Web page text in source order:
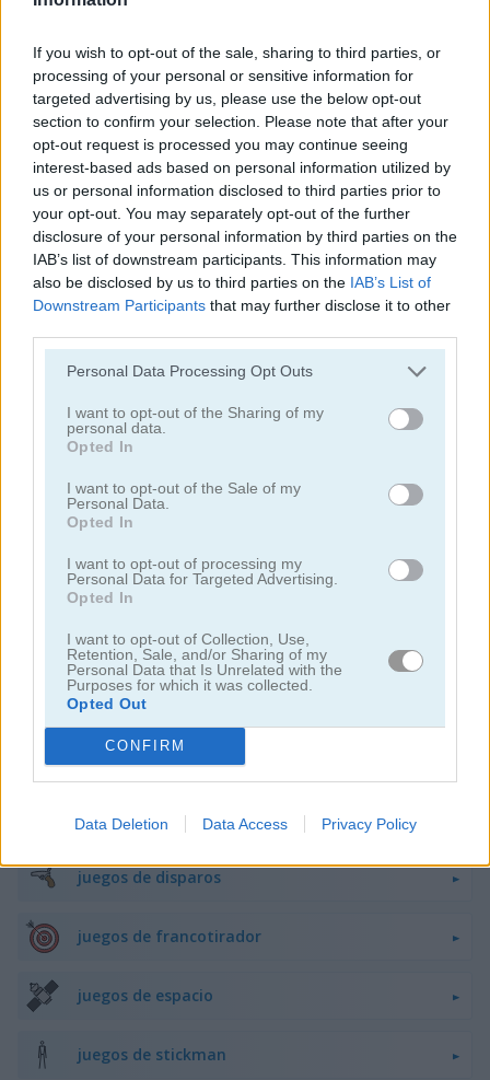
If you wish to opt-out of the sale, sharing to third parties, or
processing of your personal or sensitive information for
targeted advertising by us, please use the below opt-out
section to confirm your selection. Please note that after your
opt-out request is processed you may continue seeing
interest-based ads based on personal information utilized by
us or personal information disclosed to third parties prior to
your opt-out. You may separately opt-out of the further
disclosure of your personal information by third parties on the
IAB’s list of downstream participants. This information may
also be disclosed by us to third parties on the IAB’s List of
Downstream Participants that may further disclose it to other
Personal Data Processing Opt Outs
I want to opt-out of the Sharing of my
personal data.
Opted In
I want to opt-out of the Sale of my
Personal Data.
Opted In
I want to opt-out of processing my
Personal Data for Targeted Advertising.
Opted In
I want to opt-out of Collection, Use,
Retention, Sale, and/or Sharing of my
Personal Data that Is Unrelated with the
Purposes for which it was collected.
Opted Out
CONFIRM
Data Deletion Data Access Privacy Policy
juegos de alienígenas
juegos de tiro con arco
juegos de ejército
juegos de batalla
juegos de cañones
juegos de vaqueros
fáciles
juegos de peleas
juegos de armas
difíciles
juegos de caza
juegos de barcos
juegos de disparos
juegos de francotirador
juegos de espacio
juegos de stickman